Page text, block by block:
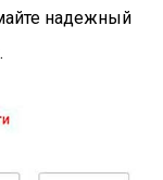
надежный